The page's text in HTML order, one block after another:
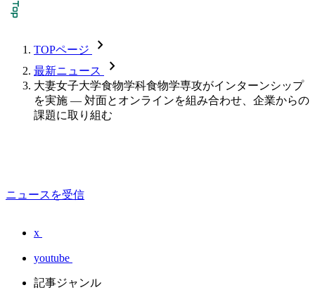
TOPページ chevron_forward
最新ニュース chevron_forward
大妻女子大学食物学科食物学専攻がインターンシップ
を実施 — 対面とオンラインを組み合わせ、企業からの
課題に取り組む
ニュースを受信
x
youtube
記事ジャンル